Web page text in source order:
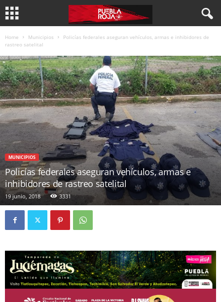
Home Municipios
Policías federales aseguran vehículos, armas e inhibidores de
rastreo satelital
MUNICIPIOS
Policías federales aseguran vehículos, armas e
inhibidores de rastreo satelital
19 junio, 2018 3331